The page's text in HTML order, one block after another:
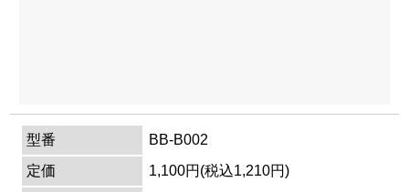
型番
BB-B002
定価
1,100円(税込1,210円)